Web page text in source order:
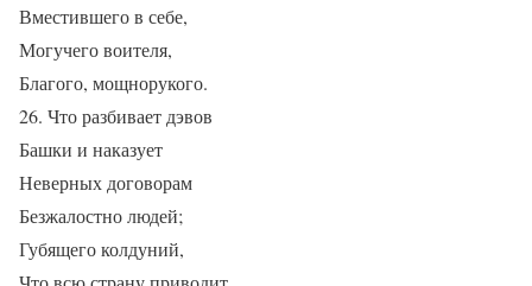
Вместившего в себе,
Могучего воителя,
Благого, мощнорукого.
26. Что разбивает дэвов
Башки и наказует
Неверных договорам
Безжалостно людей;
Губящего колдуний,